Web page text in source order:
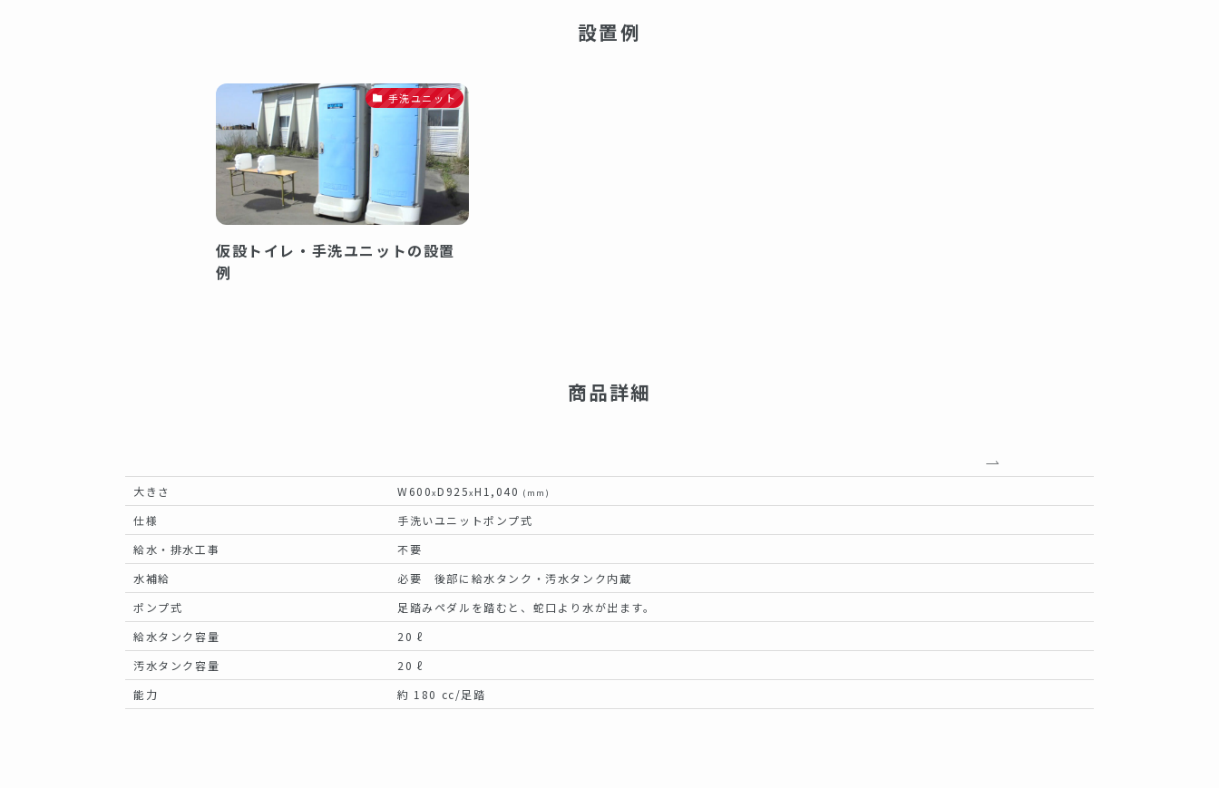
設置例
手洗ユニット
仮設トイレ・手洗ユニットの設置
例
商品詳細
大きさ W600xD925xH1,040 (mm)
仕様
手洗いユニットポンプ式
給水・排水工事
不要
水補給
必要 後部に給水タンク・汚水タンク内蔵
ポンプ式
足踏みペダルを踏むと、蛇口より水が出ます。
給水タンク容量
20 ℓ
汚水タンク容量
20 ℓ
能力
約 180 cc/足踏